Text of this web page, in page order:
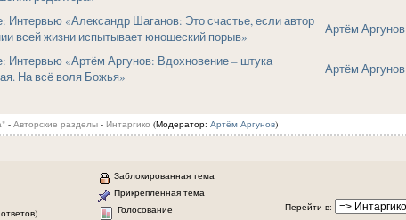
Интервью «Александр Шаганов: Это счастье, если автор
всей жизни испытывает юношеский порыв»
Артём Аргунов
Интервью «Артём Аргунов: Вдохновение – штука
На всё воля Божья»
Артём Аргунов
- Авторские разделы- Интаргико (Модератор: Артём Аргунов)
Заблокированная тема
Прикрепленная тема
Голосование
Перейти в: